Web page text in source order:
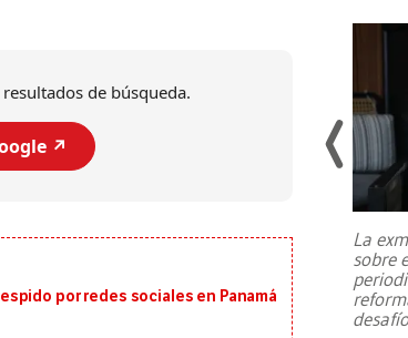
de búsqueda.
↗️
por redes sociales en Panamá
al sur de Japón, provocando una
La
sobre